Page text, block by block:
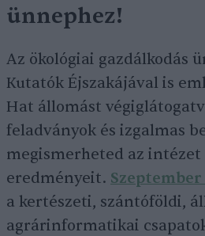
ünnephez!
Az ökológiai gazdálkodás
Kutatók Éjszakájával is
Hat állomást
feladványok és izgalmas
megismerheted az
eredményeit.
a kertészeti, szántóföldi,
agrárinformatikai